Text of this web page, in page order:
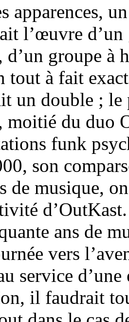
apparences,
l’œuvre
groupe à
à fait
un double ;
du duo
funk
son
de musique,
ans de
vers
service
il faudrait